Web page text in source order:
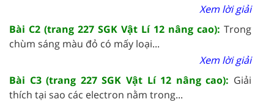
Xem lời giải
Bài C2 (trang 227 SGK Vật Lí 12 nâng cao): Trong
chùm sáng màu đỏ có mấy loại...
Xem lời giải
Bài C3 (trang 227 SGK Vật Lí 12 nâng cao): Giải
thích tại sao các electron nằm trong...